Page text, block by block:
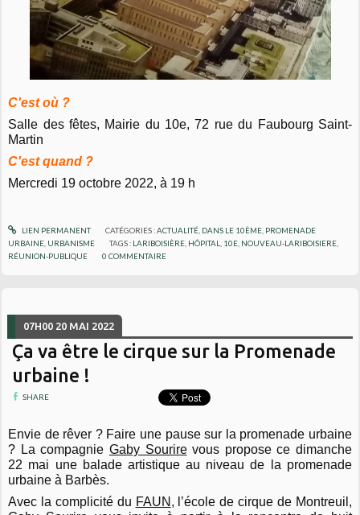
C'est où ?
Salle des fêtes, Mairie du 10e, 72 rue du Faubourg Saint-
Martin
C'est quand ?
Mercredi 19 octobre 2022, à 19 h
LIEN PERMANENT CATÉGORIES :ACTUALITÉ, DANS LE 10ÈME, PROMENADE
URBAINE URBANISME TAGS : LARIBOISIÈRE HÔPITAL 10E NOUVEAU-LARIBOISIERE
RÉUNION-PUBLIQUE
0 COMMENTAIRE
07H00 20 MAI 2022
Ça va être le cirque sur la Promenade
urbaine !
SHARE
Envie de rêver ? Faire une pause sur la promenade urbaine
? La compagnie Gaby Sourirevous propose ce dimanche
22 mai une balade artistique au niveau de la promenade
urbaine à Barbès.
Avec la complicité du FAUN , l’école de cirque de Montreuil,